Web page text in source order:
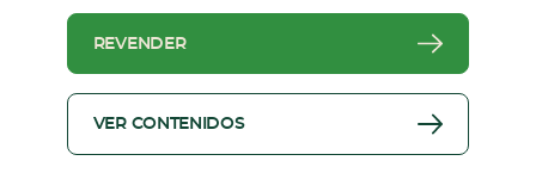
REVENDER
VER CONTENIDOS